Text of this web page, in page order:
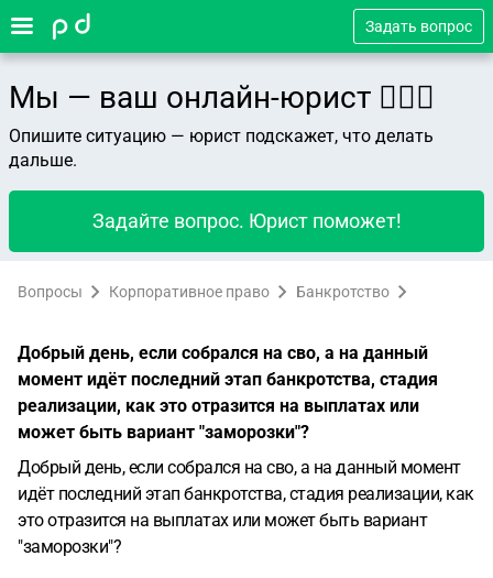
Задать вопрос
Мы — ваш онлайн-юрист 👨🏻‍⚖️
Опишите ситуацию — юрист подскажет, что делать
дальше.
Задайте вопрос. Юрист поможет!
Вопросы Корпоративное право Банкротство
Добрый день, если собрался на сво, а на данный
момент идёт последний этап банкротства, стадия
реализации, как это отразится на выплатах или
может быть вариант "заморозки"?
Добрый день, если собрался на сво, а на данный момент
идёт последний этап банкротства, стадия реализации, как
это отразится на выплатах или может быть вариант
"заморозки"?